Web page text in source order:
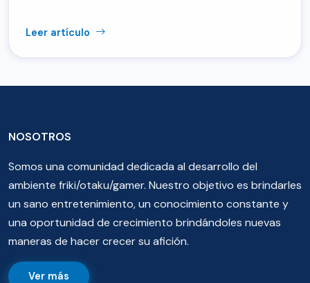
Leer artículo
NOSOTROS
Somos una comunidad dedicada al desarrollo del
ambiente friki/otaku/gamer. Nuestro objetivo es brindarles
un sano entretenimiento, un conocimiento constante y
una oportunidad de crecimiento brindándoles nuevas
maneras de hacer crecer su afición.
Ver más